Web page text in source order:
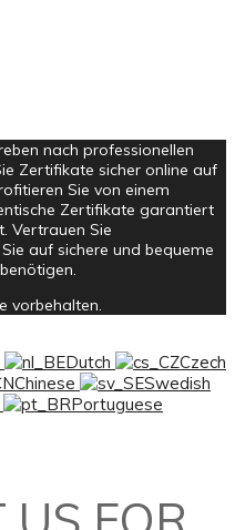
nach professionellen
Zertifikate sicher online auf
Sie von einem
Zertifikate garantiert
Vertrauen Sie
auf sichere und bequeme
vorbehalten.
Dutch
Czech
Chinese
Swedish
Portuguese